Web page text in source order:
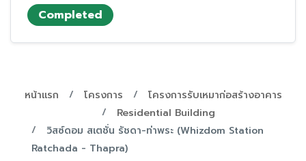
Completed
หน้าแรก โครงการ
โครงการรับเหมาก่อสร้างอาคาร
Residential Building
วิสซ์ดอม สเตชั่น รัชดา-ท่าพระ (Whizdom Station
Ratchada - Thapra)